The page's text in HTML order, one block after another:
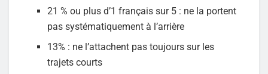
21 % ou plus d’1 français sur 5 : ne la portent
pas systématiquement à l’arrière
13% : ne l’attachent pas toujours sur les
trajets courts